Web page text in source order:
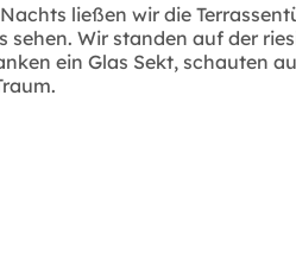
ließen wir die
Wir standen auf der
ein Glas Sekt, schauten